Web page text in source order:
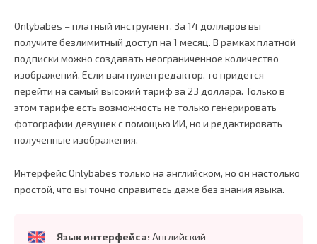
Onlybabes – платный инструмент. За 14 долларов вы
получите безлимитный доступ на 1 месяц. В рамках платной
подписки можно создавать неограниченное количество
изображений. Если вам нужен редактор, то придется
перейти на самый высокий тариф за 23 доллара. Только в
этом тарифе есть возможность не только генерировать
фотографии девушек с помощью ИИ, но и редактировать
полученные изображения.
Интерфейс Onlybabes только на английском, но он настолько
простой, что вы точно справитесь даже без знания языка.
Язык интерфейса: Английский